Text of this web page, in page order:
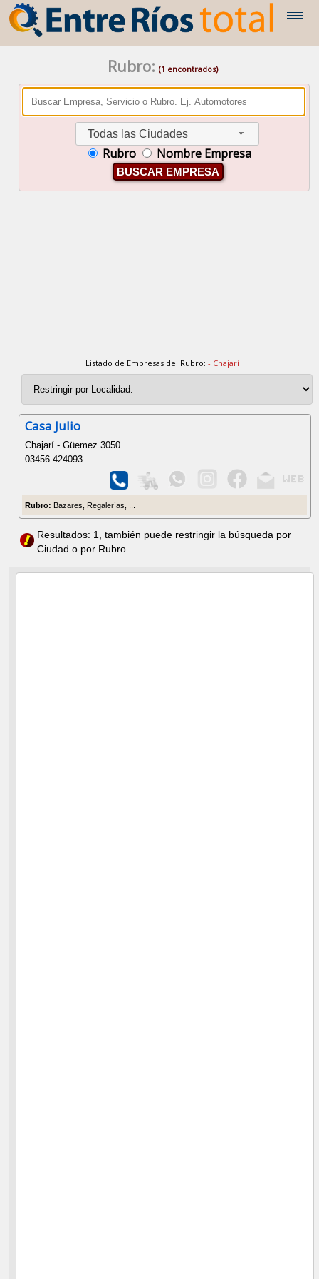
Rubro: (1 encontrados)
Todas las Ciudades
Rubro Nombre Empresa
BUSCAR EMPRESA
Listado de Empresas del Rubro:- Chajarí
Casa Julio
Chajarí - Güemez 3050
03456 424093
Rubro: Bazares, Regalerías, ...
Resultados: 1, también puede restringir la búsqueda por
Ciudad o por Rubro.